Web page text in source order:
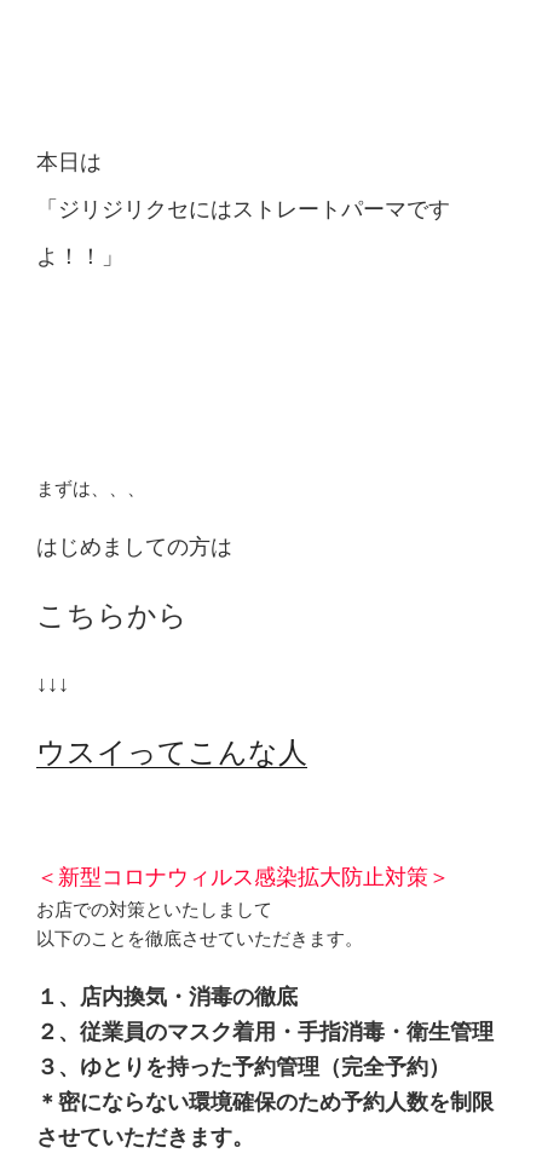
本日は
「ジリジリクセにはストレートパーマです
よ！！」
まずは、、、
はじめましての方は
こちらから
↓↓↓
ウスイってこんな人
＜新型コロナウィルス感染拡大防止対策＞
お店での対策といたしまして
以下のことを徹底させていただきます。
１、店内換気・消毒の徹底
２、従業員のマスク着用・手指消毒・衛生管理
３、ゆとりを持った予約管理（完全予約）
＊密にならない環境確保のため予約人数を制限
させていただきます。